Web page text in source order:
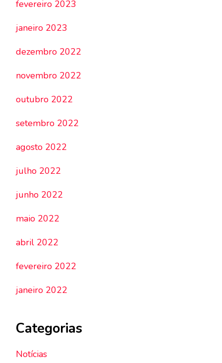
fevereiro 2023
janeiro 2023
dezembro 2022
novembro 2022
outubro 2022
setembro 2022
agosto 2022
julho 2022
junho 2022
maio 2022
abril 2022
fevereiro 2022
janeiro 2022
Categorias
Notícias